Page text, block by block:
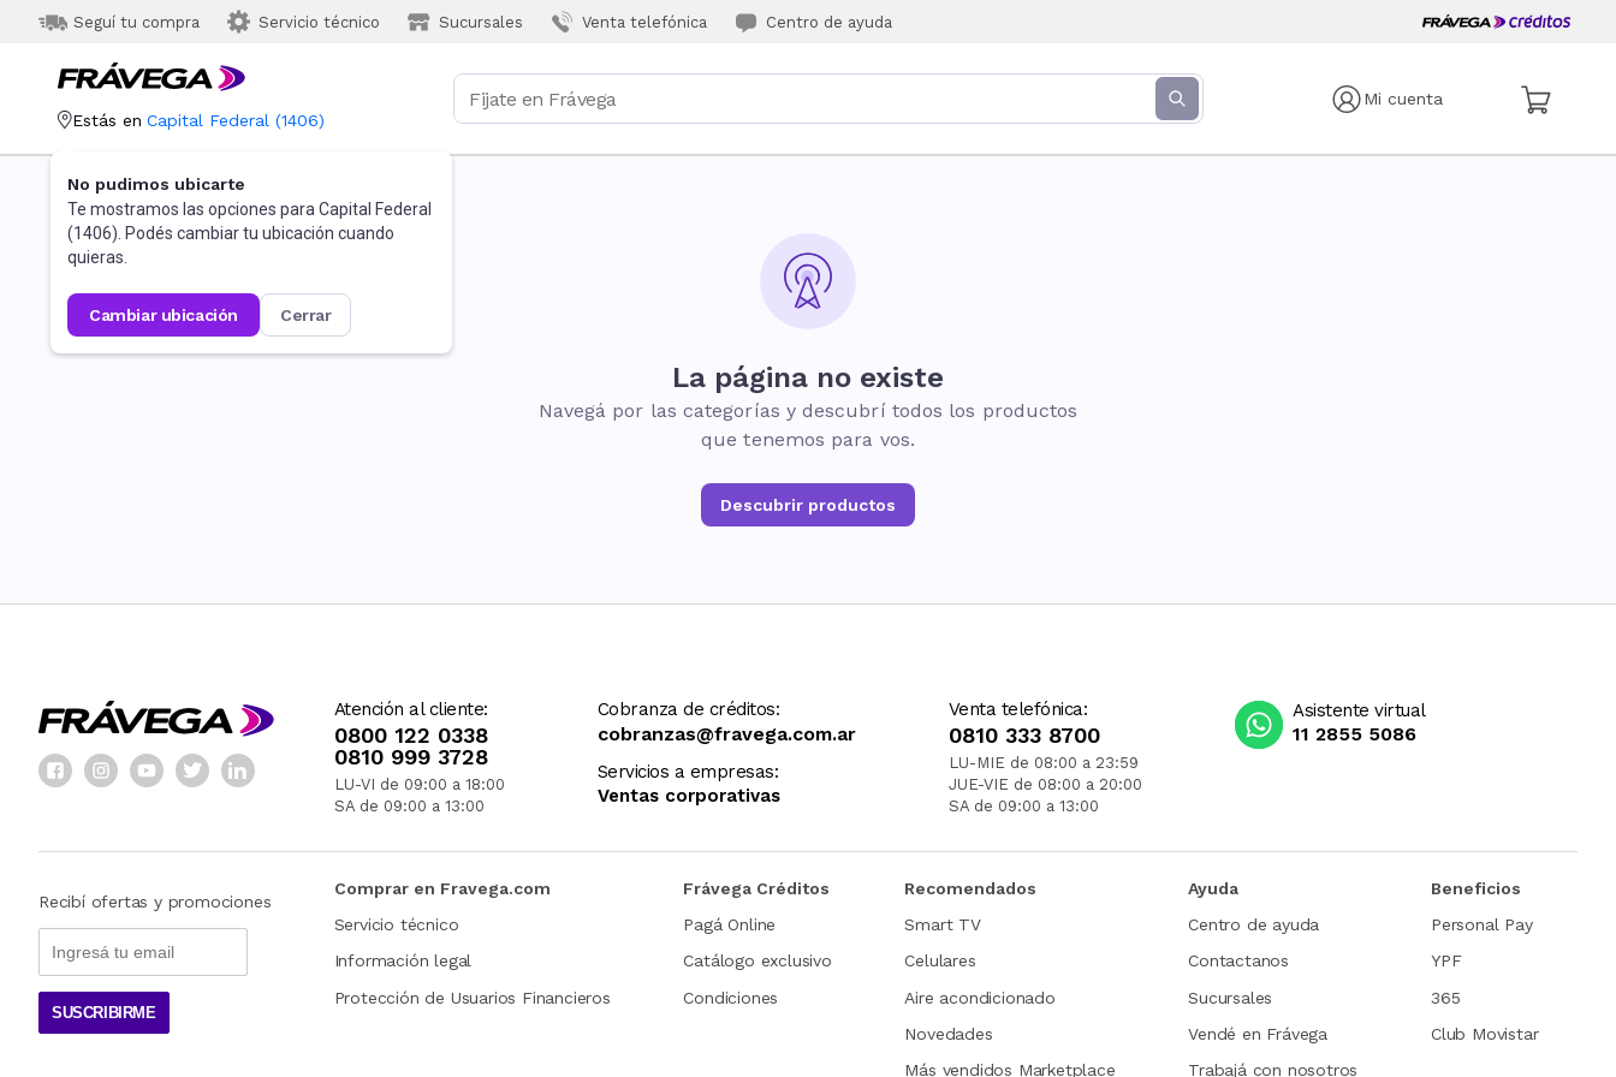
Seguí tu compra Servicio técnico Sucursales Venta telefónica Centro de ayuda
Mi cuenta
Estás en Capital Federal (1406)
No pudimos ubicarte
Te mostramos las opciones para Capital Federal
(1406). Podés cambiar tu ubicación cuando
quieras.
cambiar ubicación cerrar
La página no existe
Navegá por las categorías y descubrí todos los productos
que tenemos para vos.
Descubrir productos
Atención al cliente:
0800 122 0338
0810 999 3728
LU-VI de 09:00 a 18:00
SA de 09:00 a 13:00
Cobranza de créditos:
cobranzas@fravega.com.ar
Servicios a empresas:
Ventas corporativas
Venta telefónica:
0810 333 8700
LU-MIE de 08:00 a 23:59
JUE-VIE de 08:00 a 20:00
SA de 09:00 a 13:00
Asistente virtual
11 2855 5086
Recibí ofertas y promociones
SUSCRIBIRME
Comprar en Fravega.com
Servicio técnico
Información legal
Protección de Usuarios Financieros
Frávega Créditos
Pagá Online
Catálogo exclusivo
Condiciones
Recomendados
Smart TV
Celulares
Aire acondicionado
Novedades
Más vendidos Marketplace
Ayuda
Centro de ayuda
Contactanos
Sucursales
Vendé en Frávega
Trabajá con nosotros
Beneficios
Personal Pay
YPF
365
Club Movistar